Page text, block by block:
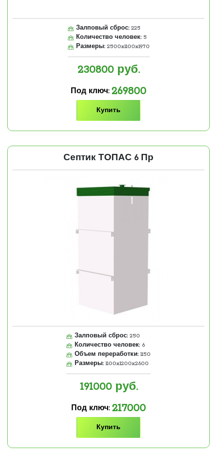
Залповый сброс: 225
Количество человек: 5
Размеры: 2500x1100x1970
230800 руб.
Под ключ: 269800
Купить
Септик ТОПАС 6 Пр
Залповый сброс: 250
Количество человек: 6
Объем переработки: 1150
Размеры: 1100x1200x2600
191000руб.
Под ключ: 217000
Купить